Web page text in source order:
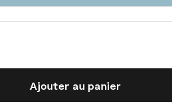
Ajouter au panier